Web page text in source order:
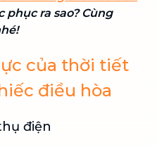
phục ra sao? Cùng
của thời tiết
điều hòa
điện